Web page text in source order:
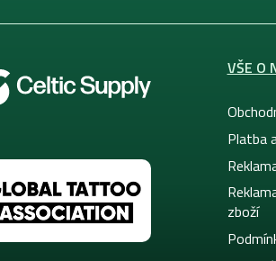
VŠE O
Platba
zboží